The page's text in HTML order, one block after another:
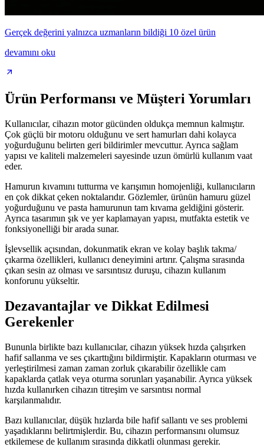
Gerçek değerini yalnızca uzmanların bildiği 10 özel ürün
devamını oku
Ürün Performansı ve Müşteri Yorumları
Kullanıcılar, cihazın motor gücünden oldukça memnun kalmıştır.
Çok güçlü bir motoru olduğunu ve sert hamurları dahi kolayca
yoğurduğunu belirten geri bildirimler mevcuttur. Ayrıca sağlam
yapısı ve kaliteli malzemeleri sayesinde uzun ömürlü kullanım vaat
eder.
Hamurun kıvamını tutturma ve karışımın homojenliği, kullanıcıların
en çok dikkat çeken noktalarıdır. Gözlemler, ürünün hamuru güzel
yoğurduğunu ve pasta hamurunun tam kıvama geldiğini gösterir.
Ayrıca tasarımın şık ve yer kaplamayan yapısı, mutfakta estetik ve
fonksiyonelliği bir arada sunar.
İşlevsellik açısından, dokunmatik ekran ve kolay başlık takma/
çıkarma özellikleri, kullanıcı deneyimini artırır. Çalışma sırasında
çıkan sesin az olması ve sarsıntısız duruşu, cihazın kullanım
konforunu yükseltir.
Dezavantajlar ve Dikkat Edilmesi
Gerekenler
Bununla birlikte bazı kullanıcılar, cihazın yüksek hızda çalışırken
hafif sallanma ve ses çıkarttığını bildirmiştir. Kapakların oturması ve
yerleştirilmesi zaman zaman zorluk çıkarabilir özellikle cam
kapaklarda çatlak veya oturma sorunları yaşanabilir. Ayrıca yüksek
hızda kullanırken cihazın titreşim ve sarsıntısı normal
karşılanmalıdır.
Bazı kullanıcılar, düşük hızlarda bile hafif sallantı ve ses problemi
yaşadıklarını belirtmişlerdir. Bu, cihazın performansını olumsuz
etkilemese de kullanım sırasında dikkatli olunması gerekir.